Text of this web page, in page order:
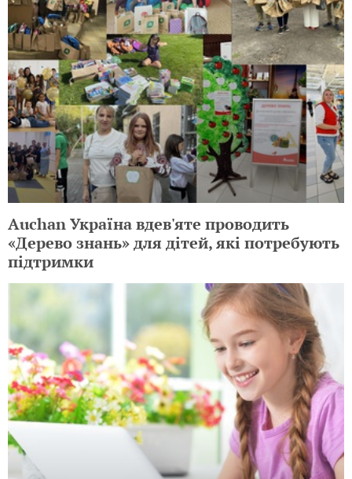
Auchan Україна вдев'яте проводить
«Дерево знань» для дітей, які потребують
підтримки